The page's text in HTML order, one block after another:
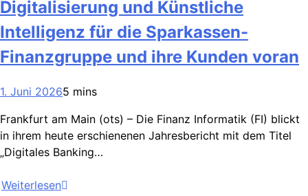
Digitalisierung und Künstliche
Intelligenz für die Sparkassen-
Finanzgruppe und ihre Kunden voran
1. Juni 20265 mins
Frankfurt am Main (ots) – Die Finanz Informatik (FI) blickt
in ihrem heute erschienenen Jahresbericht mit dem Titel
„Digitales Banking…
Weiterlesen